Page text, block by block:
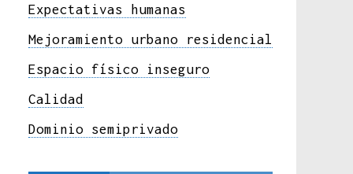
Expectativas humanas
Mejoramiento urbano residencial
Espacio físico inseguro
Calidad
Dominio semiprivado